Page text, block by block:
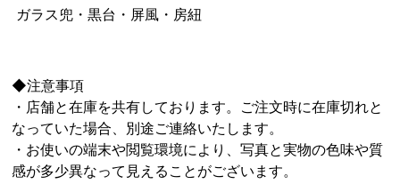
ガラス兜・黒台・屏風・房紐
◆注意事項
・店舗と在庫を共有しております。ご注文時に在庫切れと
なっていた場合、別途ご連絡いたします。
・お使いの端末や閲覧環境により、写真と実物の色味や質
感が多少異なって見えることがございます。